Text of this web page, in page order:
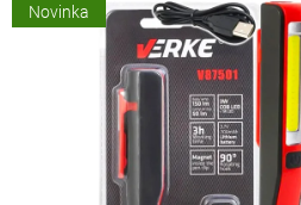
Novinka
0,0
z
hvězdiček.